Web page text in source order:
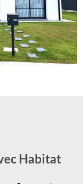
Habitat